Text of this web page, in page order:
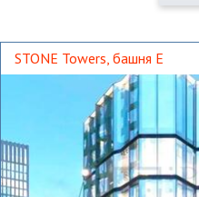
STONE Towers, башня Е